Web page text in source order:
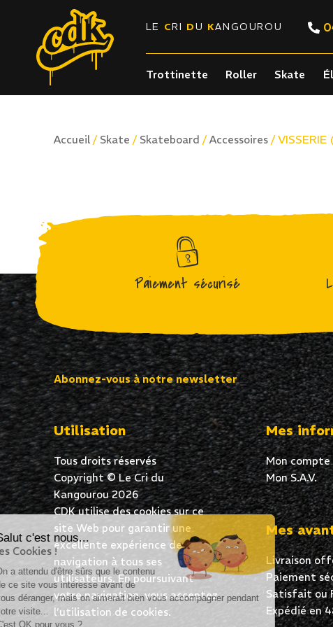
Salut c'est nous...
les Cookies !
On a attendu d'être sûrs que le contenu
de ce site vous intéresse avant de
vous déranger, mais on aimerait bien vous accompagner pendant
votre visite...
C'est OK pour vous ?
LE CRI DU KANGOUROU
Trottinette Roller Skate
Accueil / Skate / Skateboard /Accessoires / VISSERIE
Paiement sécurisé
Abonnez-vous à notre newsletter
Utilisation
Tous droits réservés
Copyright © Le Cri du
Kangourou 2026
CDK utilise des cookies sur ce
site Web pour garantir une
excellente expérience de
navigation à tous ses
utilisateurs. En poursuivant
votre navigation, vous acceptez
l’utilisation de cookies.
Mes
Mon compte
Mon S.A.V.
Mes
Livraison
Paiement
Satisfait ou
Expédié en